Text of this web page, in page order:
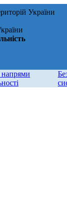
України
напрями